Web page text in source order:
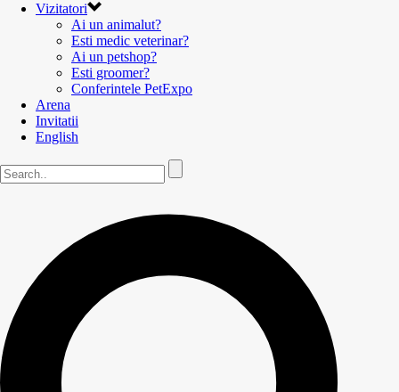
Vizitatori
Ai un animalut?
Esti medic veterinar?
Ai un petshop?
Esti groomer?
Conferintele PetExpo
Arena
Invitatii
English